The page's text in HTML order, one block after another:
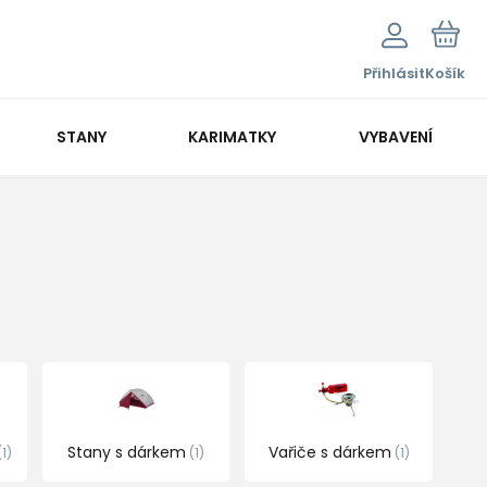
PřihlásitKošík
STANY KARIMATKY VYBAVENÍ
1 Stany s dárkem 1 Vařiče s dárkem 1